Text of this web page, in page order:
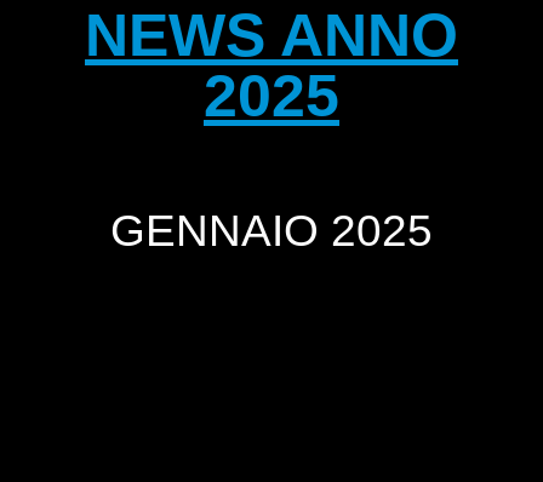
NEWS ANNO
2025
GENNAIO 2025